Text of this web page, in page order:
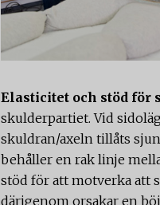
Elasticitet och stöd för
skulderpartiet. Vid
skuldran/axeln tillåts
behåller en rak linje
stöd för att motverka att
därigenom orsakar en